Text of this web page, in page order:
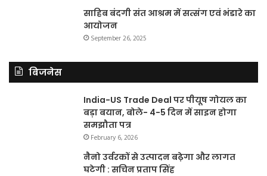
साहिब बंदगी संत आश्रम में सत्संग एवं भंडारे का
आयोजन
September 26, 2025
बिजनेस
India-US Trade Deal पर पीयूष गोयल का
बड़ा बयान, बोले- 4-5 दिन में साइन होगा
समझौता पत्र
February 6, 2026
नैनो उर्वरकों से उत्पादन बढ़ेगा और लागत
घटेगी : सचिन प्रताप सिंह